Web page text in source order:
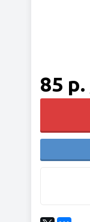
85 р.